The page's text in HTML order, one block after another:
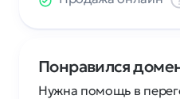
Понравился
Нужна помощь в